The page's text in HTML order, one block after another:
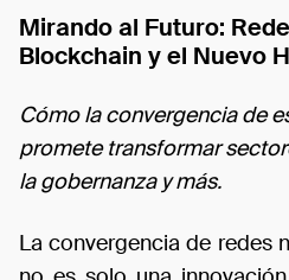
Mirando al Futuro:
Blockchain y el Nuevo
Cómo la convergencia de
promete transformar
la gobernanza y más.
La convergencia de redes